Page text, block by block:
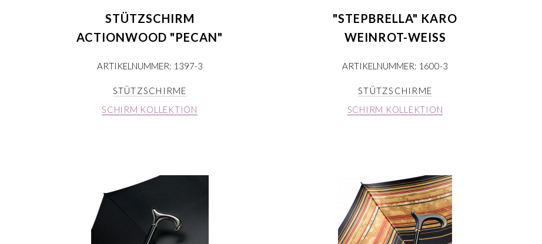
STÜTZSCHIRM
ACTIONWOOD "PECAN"
ARTIKELNUMMER: 1397-3
STÜTZSCHIRME
SCHIRM KOLLEKTION
"STEPBRELLA" KARO
WEINROT-WEISS
ARTIKELNUMMER: 1600-3
STÜTZSCHIRME
SCHIRM KOLLEKTION